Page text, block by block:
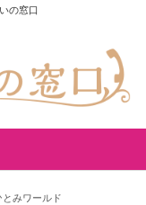
の窓口
とみワールド